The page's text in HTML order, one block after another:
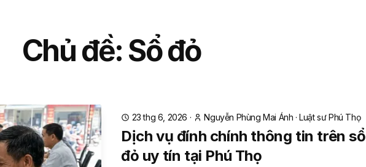
Chủ đề: Sổ đỏ
23 thg 6, 2026 · Nguyễn Phùng Mai Ánh ·Luật sư Phú Thọ
Dịch vụ đính chính thông tin trên sổ
đỏ uy tín tại Phú Thọ